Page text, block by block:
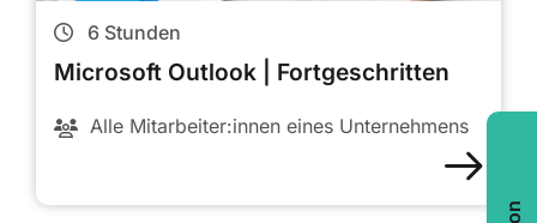
6Stunden
Microsoft Outlook | Fortgeschritten
Alle Mitarbeiter:innen eines Unternehmens